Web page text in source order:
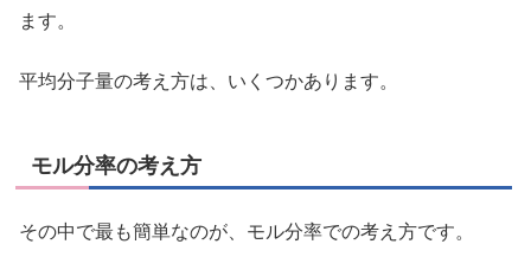
ます。
平均分子量の考え方は、いくつかあります。
モル分率の考え方
その中で最も簡単なのが、モル分率での考え方です。